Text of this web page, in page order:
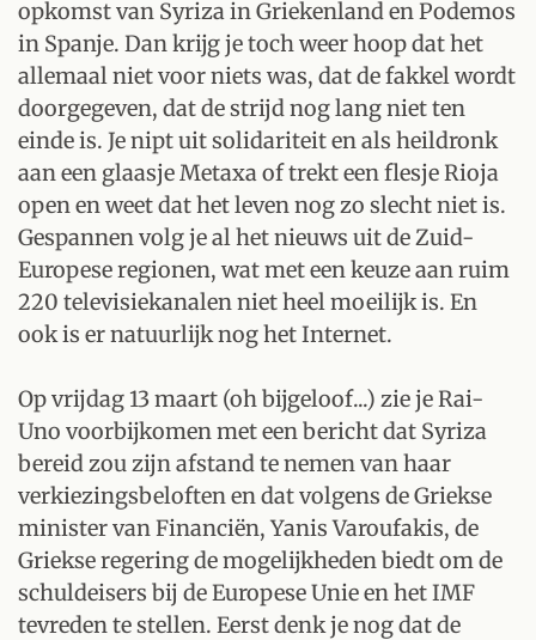
opkomst van Syriza in Griekenland en Podemos
in Spanje. Dan krijg je toch weer hoop dat het
allemaal niet voor niets was, dat de fakkel wordt
doorgegeven, dat de strijd nog lang niet ten
einde is. Je nipt uit solidariteit en als heildronk
aan een glaasje Metaxa of trekt een flesje Rioja
open en weet dat het leven nog zo slecht niet is.
Gespannen volg je al het nieuws uit de Zuid-
Europese regionen, wat met een keuze aan ruim
220 televisiekanalen niet heel moeilijk is. En
ook is er natuurlijk nog het Internet.
Op vrijdag 13 maart (oh bijgeloof...) zie je Rai-
Uno voorbijkomen met een bericht dat Syriza
bereid zou zijn afstand te nemen van haar
verkiezingsbeloften en dat volgens de Griekse
minister van Financiën, Yanis Varoufakis, de
Griekse regering de mogelijkheden biedt om de
schuldeisers bij de Europese Unie en het IMF
tevreden te stellen. Eerst denk je nog dat de